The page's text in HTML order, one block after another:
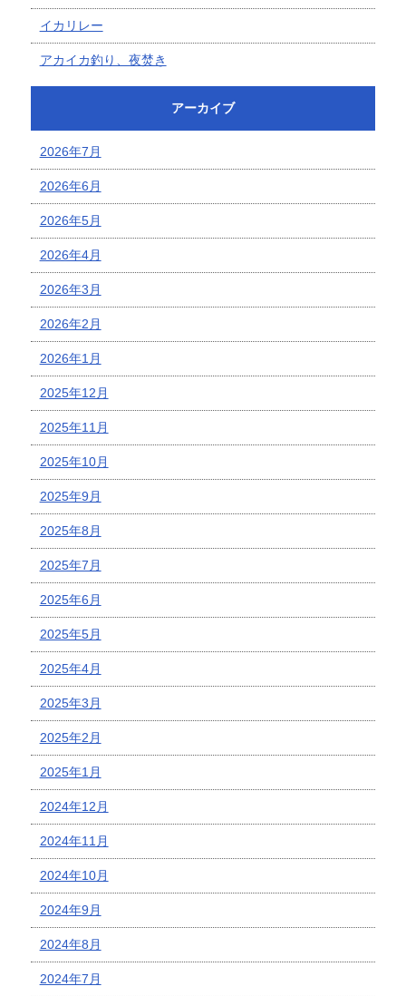
イカリレー
アカイカ釣り、夜焚き
アーカイブ
2026年7月
2026年6月
2026年5月
2026年4月
2026年3月
2026年2月
2026年1月
2025年12月
2025年11月
2025年10月
2025年9月
2025年8月
2025年7月
2025年6月
2025年5月
2025年4月
2025年3月
2025年2月
2025年1月
2024年12月
2024年11月
2024年10月
2024年9月
2024年8月
2024年7月